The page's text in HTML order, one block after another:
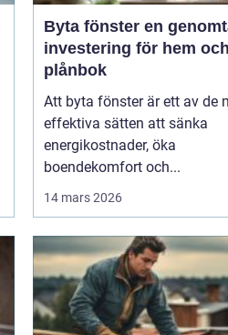
Byta fönster en genomtänkt
investering för hem
plånbok
Att byta fönster är ett av de
effektiva sätten att sänka
energikostnader, öka
boendekomfort och...
14 mars 2026